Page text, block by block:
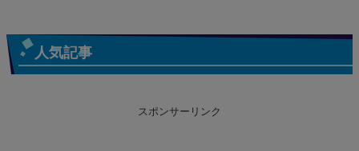
人気記事
スポンサーリンク